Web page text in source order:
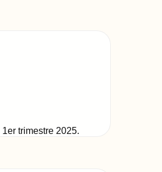
1er trimestre 2025.